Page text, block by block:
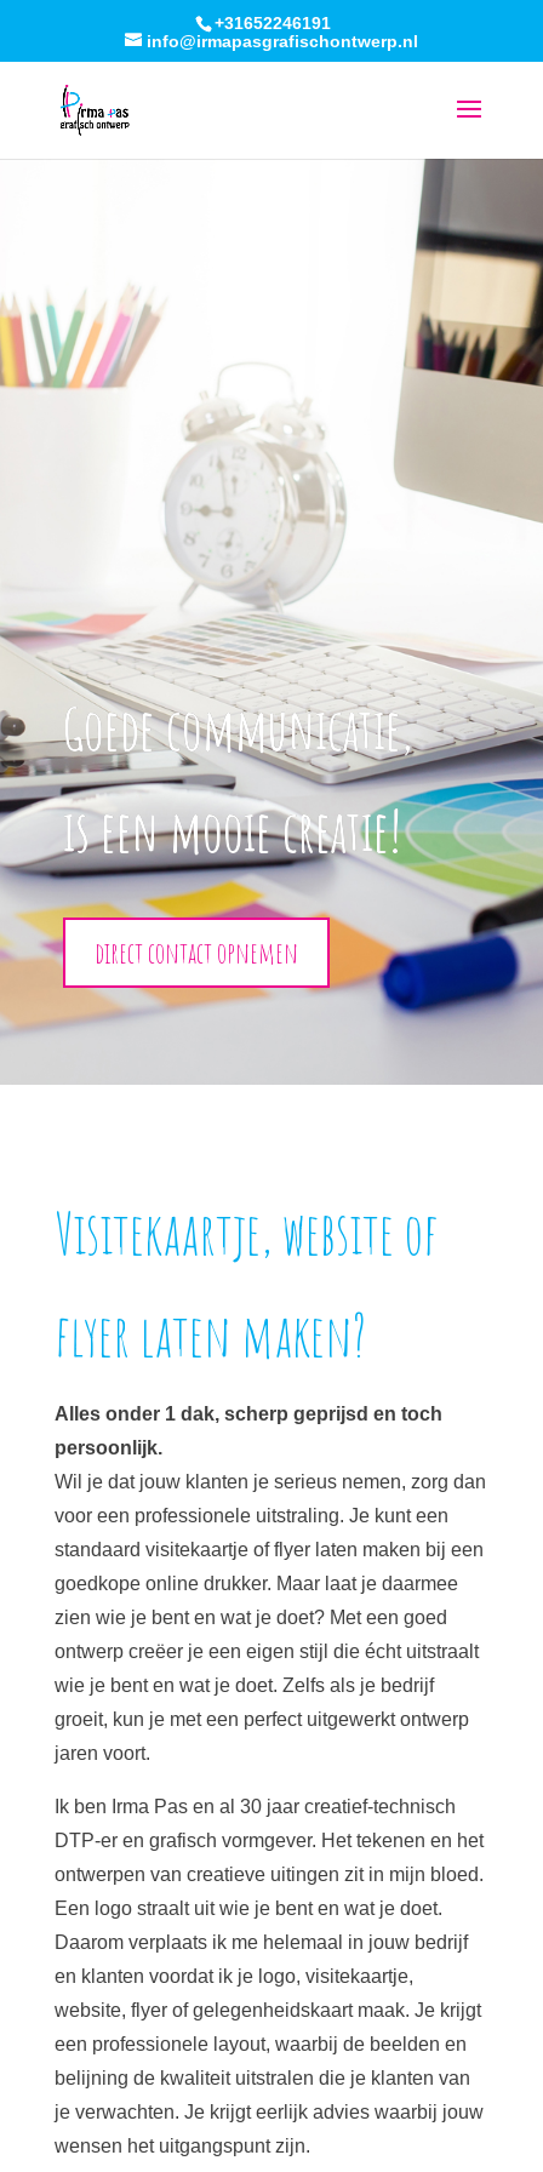
+31652246191
info@irmapasgrafischontwerp.nl
Goede communicatie,
is een mooie creatie!
direct contact opnemen
Visitekaartje, website of
flyer laten maken?
Alles onder 1 dak, scherp geprijsd en toch
persoonlijk.
Wil je dat jouw klanten je serieus nemen, zorg dan
voor een professionele uitstraling. Je kunt een
standaard visitekaartje of flyer laten maken bij een
goedkope online drukker. Maar laat je daarmee
zien wie je bent en wat je doet? Met een goed
ontwerp creëer je een eigen stijl die écht uitstraalt
wie je bent en wat je doet. Zelfs als je bedrijf
groeit, kun je met een perfect uitgewerkt ontwerp
jaren voort.
Ik ben Irma Pas en al 30 jaar creatief-technisch
DTP-er en grafisch vormgever. Het tekenen en het
ontwerpen van creatieve uitingen zit in mijn bloed.
Een logo straalt uit wie je bent en wat je doet.
Daarom verplaats ik me helemaal in jouw bedrijf
en klanten voordat ik je logo, visitekaartje,
website, flyer of gelegenheidskaart maak. Je krijgt
een professionele layout, waarbij de beelden en
belijning de kwaliteit uitstralen die je klanten van
je verwachten. Je krijgt eerlijk advies waarbij jouw
wensen het uitgangspunt zijn.